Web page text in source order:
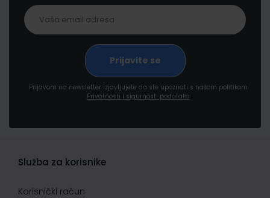
Prijavom na newsletter izjavljujete da ste upoznati s našom politikom
Privatnosti i sigurnosti podataka
Služba za korisnike
Korisnički račun